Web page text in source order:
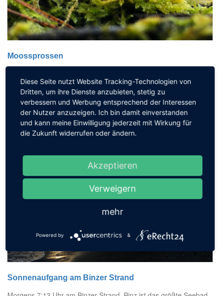
Moossprossen
erfreuen unser
Sonnenaufgang am Binzer Strand
Diese Seite nutzt Website Tracking-Technologien von
Dritten, um ihre Dienste anzubieten, stetig zu
verbessern und Werbung entsprechend der Interessen
der Nutzer anzuzeigen. Ich bin damit einverstanden
und kann meine Einwilligung jederzeit mit Wirkung für
die Zukunft widerrufen oder ändern.
Akzeptieren
Verweigern
mehr
Powered by &